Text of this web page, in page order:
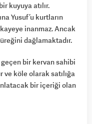
kuyuya atılır.
Yusuf’u kurtların
inanmaz. Ancak
dağlamaktadır.
bir kervan sahibi
ve köle olarak satılığa
bir içeriği olan